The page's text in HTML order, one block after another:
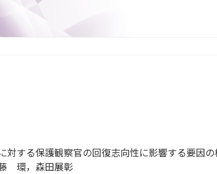
対する保護観察官の回復志向性に影響する要因の
環，森田展彰